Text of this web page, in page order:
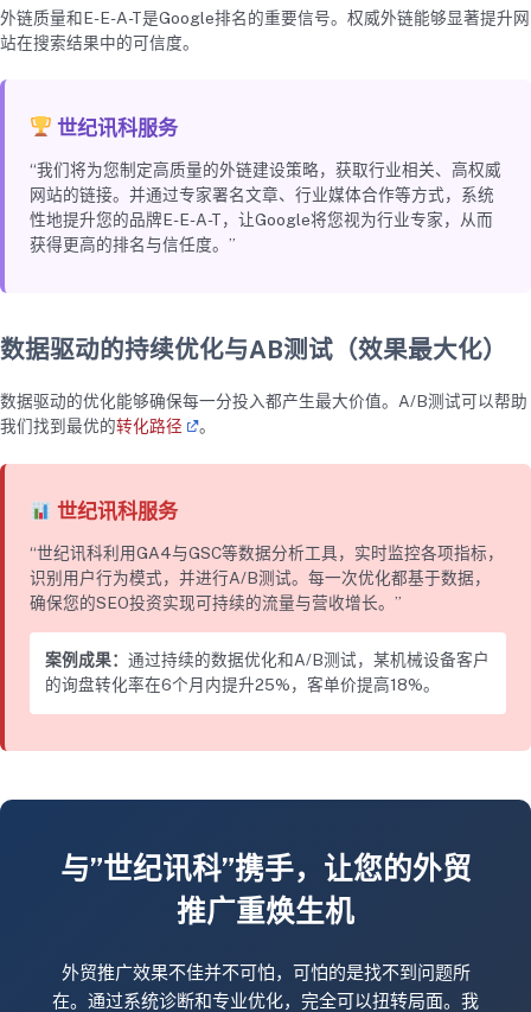
外链质量和E-E-A-T是Google排名的重要信号。权威外链能够显著提升网
站在搜索结果中的可信度。
世纪讯科服务
“我们将为您制定高质量的外链建设策略，获取行业相关、高权威
网站的链接。并通过专家署名文章、行业媒体合作等方式，系统
性地提升您的品牌E-E-A-T，让Google将您视为行业专家，从而
获得更高的排名与信任度。”
数据驱动的持续优化与AB测试（效果最大化）
数据驱动的优化能够确保每一分投入都产生最大价值。A/B测试可以帮助
我们找到最优的转化路径 。
世纪讯科服务
“世纪讯科利用GA4与GSC等数据分析工具，实时监控各项指标，
识别用户行为模式，并进行A/B测试。每一次优化都基于数据，
确保您的SEO投资实现可持续的流量与营收增长。”
案例成果：通过持续的数据优化和A/B测试，某机械设备客户
的询盘转化率在6个月内提升25%，客单价提高18%。
与”世纪讯科”携手，让您的外贸
推广重焕生机
外贸推广效果不佳并不可怕，可怕的是找不到问题所
在。通过系统诊断和专业优化，完全可以扭转局面。我